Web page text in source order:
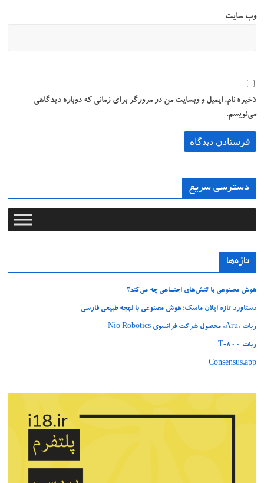
وب‌ سایت
ذخیره نام، ایمیل و وبسایت من در مرورگر برای زمانی که دوباره دیدگاهی
می‌نویسم.
دسترسی سریع
تازه‌ها
هوش مصنوعی با تنش‌های اجتماعی چه می‌کند؟
دستاورد تازه ایلان ماسک؛ هوش مصنوعی با لهجه طبیعی فارسی
ربات «Aru» محصول شرکت فرانسوی Nio Robotics
ربات T‑800
Consensus.app